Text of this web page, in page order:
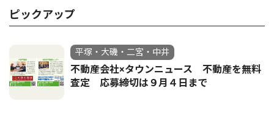
ピックアップ
平塚・大磯・二宮・中井
不動産会社×タウンニュース 不動産を無料
査定 応募締切は９月４日まで